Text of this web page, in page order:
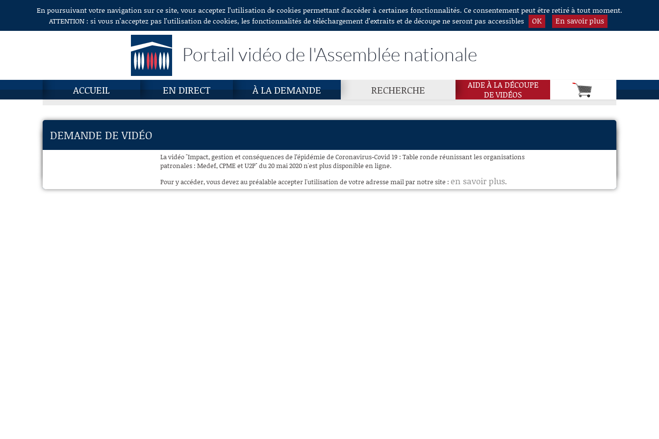
Aller au contenuEn poursuivant votre navigation sur ce site, vous acceptez l’utilisation de cookies permettant d'accéder à certaines fonctionnalités. Ce consentement peut être retiré à tout moment.
ATTENTION : si vous n’acceptez pas l’utilisation de cookies, les fonctionnalités de téléchargement d’extraits et de découpe ne seront pas accessibles
OK En savoir plus
Portail vidéo de l'Assemblée nationale
ACCUEIL EN DIRECT À LA DEMANDE RECHERCHE
AIDE À LA DÉCOUPE
DE VIDÉOS
DEMANDE DE VIDÉO
La vidéo "Impact, gestion et conséquences de l’épidémie de Coronavirus-Covid 19 : Table ronde réunissant les organisations
patronales : Medef, CPME et U2P" du 20 mai 2020 n'est plus disponible en ligne.
Pour y accéder, vous devez au préalable accepter l'utilisation de votre adresse mail par notre site : en savoir plus.